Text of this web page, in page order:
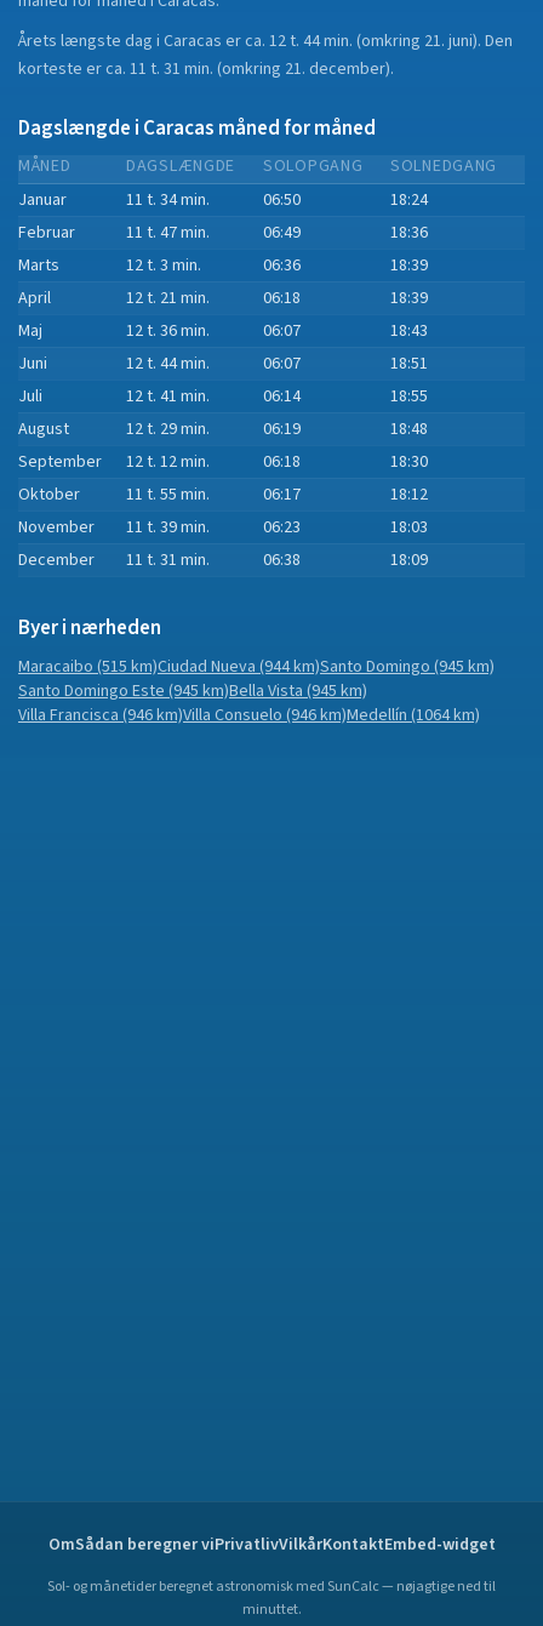
Årets længste dag i Caracas er ca. 12 t. 44 min. (omkring 21. juni). Den
korteste er ca. 11 t. 31 min. (omkring 21. december).
Dagslængde i Caracas måned for måned
MÅNED DAGSLÆNGDE SOLOPGANG
SOLNEDGANG
Januar
11 t. 34 min. 06:50
18:24
Februar
11 t. 47 min. 06:49
18:36
Marts
12 t. 3 min. 06:36
18:39
April
12 t. 21 min. 06:18
18:39
Maj
12 t. 36 min. 06:07
18:43
Juni
12 t. 44 min. 06:07
18:51
Juli
12 t. 41 min. 06:14
18:55
August
12 t. 29 min. 06:19
18:48
September
12 t. 12 min. 06:18
18:30
Oktober
11 t. 55 min. 06:17
18:12
November
11 t. 39 min. 06:23
18:03
December
11 t. 31 min. 06:38 18:09
Byer i nærheden
Maracaibo(515 km)Ciudad Nueva(944 km)Santo Domingo(945 km)
Santo Domingo Este(945 km)Bella Vista(945 km)
Villa Francisca(946 km)Villa Consuelo(946 km)Medellín(1064 km)
OmSådan beregner viPrivatlivVilkårKontaktEmbed-widget
Sol- og månetider beregnet astronomisk med SunCalc — nøjagtige ned til
minuttet.